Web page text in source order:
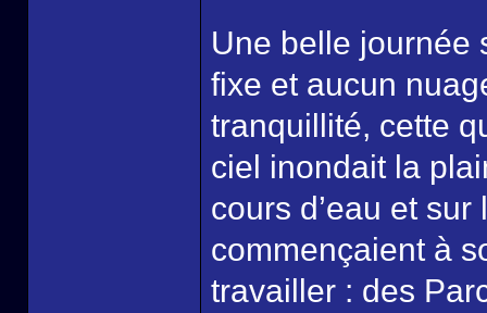
Une belle journée
fixe et aucun
tranquillité, cette
ciel inondait la
cours d’eau et
commençaient à
travailler : des